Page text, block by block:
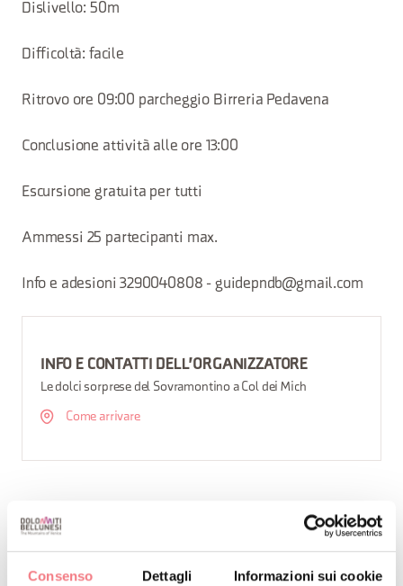
Consenso Dettagli Informazioni sui cookie
Dislivello: 50m
Difficoltà: facile
Ritrovo ore 09:00 parcheggio Birreria Pedavena
Conclusione attività alle ore 13:00
Escursione gratuita per tutti
Ammessi 25 partecipanti max.
Info e adesioni 3290040808 - guidepndb@gmail.com
INFO E CONTATTI DELL'ORGANIZZATORE
Le dolci sorprese del Sovramontino a Col dei Mich
Come arrivare